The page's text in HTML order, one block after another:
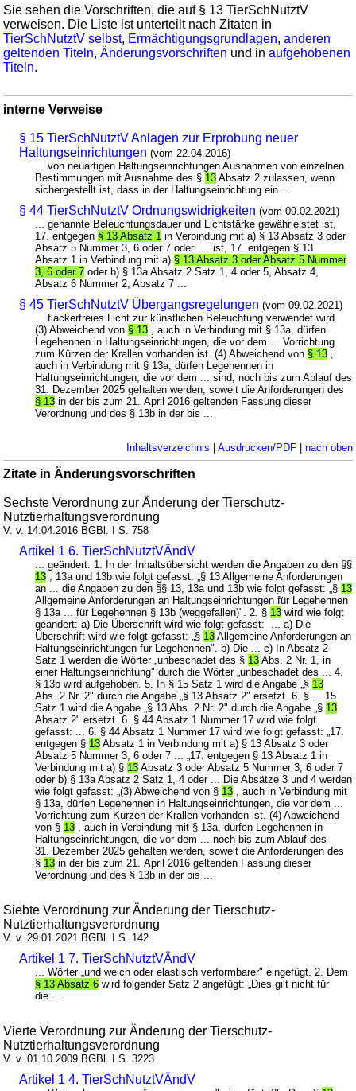
Sie sehen die Vorschriften, die auf § 13 TierSchNutztV
verweisen. Die Liste ist unterteilt nach Zitaten in
TierSchNutztV selbst, Ermächtigungsgrundlagen,anderen
geltenden Titeln,Änderungsvorschriften und inaufgehobenen
Titeln.
interne Verweise
§ 15 TierSchNutztV Anlagen zur Erprobung neuer
Haltungseinrichtungen (vom 22.04.2016)
... von neuartigen Haltungseinrichtungen Ausnahmen von einzelnen
Bestimmungen mit Ausnahme des § 13 Absatz 2 zulassen, wenn
sichergestellt ist, dass in der Haltungseinrichtung ein ...
§ 44 TierSchNutztV Ordnungswidrigkeiten (vom 09.02.2021)
... genannte Beleuchtungsdauer und Lichtstärke gewährleistet ist,
17. entgegen § 13 Absatz 1 in Verbindung mit a) § 13 Absatz 3 oder
Absatz 5 Nummer 3, 6 oder 7 oder ... ist, 17. entgegen § 13
Absatz 1 in Verbindung mit a) § 13 Absatz 3 oder Absatz 5 Nummer
3, 6 oder 7 oder b) § 13a Absatz 2 Satz 1, 4 oder 5, Absatz 4,
Absatz 6 Nummer 2, Absatz 7 ...
§ 45 TierSchNutztV Übergangsregelungen (vom 09.02.2021)
... flackerfreies Licht zur künstlichen Beleuchtung verwendet wird.
(3) Abweichend von § 13 , auch in Verbindung mit § 13a, dürfen
Legehennen in Haltungseinrichtungen, die vor dem ... Vorrichtung
zum Kürzen der Krallen vorhanden ist. (4) Abweichend von § 13
auch in Verbindung mit § 13a, dürfen Legehennen in
Haltungseinrichtungen, die vor dem ... sind, noch bis zum Ablauf des
31. Dezember 2025 gehalten werden, soweit die Anforderungen des
§ 13 in der bis zum 21. April 2016 geltenden Fassung dieser
Verordnung und des § 13b in der bis ...
Inhaltsverzeichnis | Ausdrucken/PDF| nach oben
Zitate in Änderungsvorschriften
Sechste Verordnung zur Änderung der Tierschutz-
Nutztierhaltungsverordnung
V. v. 14.04.2016 BGBl. I S. 758
Artikel 1 6. TierSchNutztVÄndV
... geändert: 1. In der Inhaltsübersicht werden die Angaben zu den §§
13 , 13a und 13b wie folgt gefasst: „§ 13 Allgemeine Anforderungen
an ... die Angaben zu den §§ 13, 13a und 13b wie folgt gefasst: „§ 13
Allgemeine Anforderungen an Haltungseinrichtungen für Legehennen
§ 13a ... für Legehennen § 13b (weggefallen)". 2. § 13 wird wie folgt
geändert: a) Die Überschrift wird wie folgt gefasst: ... a) Die
Überschrift wird wie folgt gefasst: „§ 13 Allgemeine Anforderungen an
Haltungseinrichtungen für Legehennen". b) Die ... c) In Absatz 2
Satz 1 werden die Wörter „unbeschadet des § 13 Abs. 2 Nr. 1, in
einer Haltungseinrichtung" durch die Wörter „unbeschadet des ... 4.
§ 13b wird aufgehoben. 5. In § 15 Satz 1 wird die Angabe „§ 13
Abs. 2 Nr. 2" durch die Angabe „§ 13 Absatz 2" ersetzt. 6. § ... 15
Satz 1 wird die Angabe „§ 13 Abs. 2 Nr. 2" durch die Angabe „§ 13
Absatz 2" ersetzt. 6. § 44 Absatz 1 Nummer 17 wird wie folgt
gefasst: ... 6. § 44 Absatz 1 Nummer 17 wird wie folgt gefasst: „17.
entgegen § 13 Absatz 1 in Verbindung mit a) § 13 Absatz 3 oder
Absatz 5 Nummer 3, 6 oder 7 ... „17. entgegen § 13 Absatz 1 in
Verbindung mit a) § 13 Absatz 3 oder Absatz 5 Nummer 3, 6 oder 7
oder b) § 13a Absatz 2 Satz 1, 4 oder ... Die Absätze 3 und 4 werden
wie folgt gefasst: „(3) Abweichend von § 13 , auch in Verbindung mit
§ 13a, dürfen Legehennen in Haltungseinrichtungen, die vor dem ...
Vorrichtung zum Kürzen der Krallen vorhanden ist. (4) Abweichend
von § 13 , auch in Verbindung mit § 13a, dürfen Legehennen in
Haltungseinrichtungen, die vor dem ... noch bis zum Ablauf des
31. Dezember 2025 gehalten werden, soweit die Anforderungen des
§ 13 in der bis zum 21. April 2016 geltenden Fassung dieser
Verordnung und des § 13b in der bis ...
Siebte Verordnung zur Änderung der Tierschutz-
Nutztierhaltungsverordnung
V. v. 29.01.2021 BGBl. I S. 142
Artikel 1 7. TierSchNutztVÄndV
... Wörter „und weich oder elastisch verformbarer" eingefügt. 2. Dem
§ 13 Absatz 6 wird folgender Satz 2 angefügt: „Dies gilt nicht für
die ...
Vierte Verordnung zur Änderung der Tierschutz-
Nutztierhaltungsverordnung
V. v. 01.10.2009 BGBl. I S. 3223
Artikel 1 4. TierSchNutztVÄndV